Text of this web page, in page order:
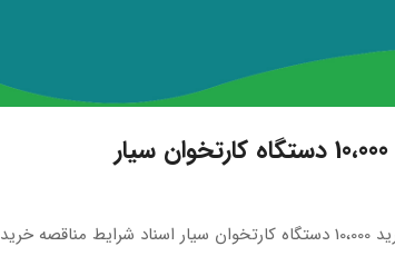
نسخه پیش نویس قرارداد خرید 10،000 دستگاه کارتخوان سیار اسناد شرایط مناقصه خرید